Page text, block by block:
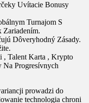
Uvítacie Bonusy
Turnajom S
Dôveryhodný Zásady.
Talent Karta , Krypto
Na Progresívnych
prowadzi do
technologia chroni